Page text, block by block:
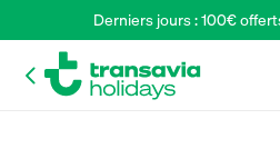
Derniers jours : 100€